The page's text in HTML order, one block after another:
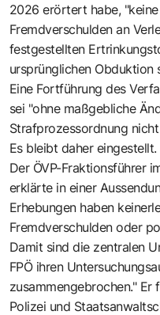
2026 erörtert habe,
Fremdverschulden an
festgestellten
ursprünglichen
Eine Fortführung des
sei "ohne maßgebliche
Strafprozessordnung
Es bleibt daher eingestellt.
Der ÖVP-Fraktionsführer
erklärte in einer
Erhebungen haben
Fremdverschulden oder
Damit sind die zentralen
FPÖ ihren
zusammengebrochen." Er
Polizei und